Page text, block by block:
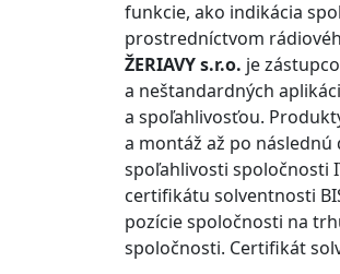
funkcie, ako indikácia
prostredníctvom
ŽERIAVY s.r.o. je
a neštandardných
a spoľahlivosťou.
a montáž až po
spoľahlivosti spoločnosti
certifikátu solventnosti
pozície spoločnosti na
spoločnosti. Certifikát